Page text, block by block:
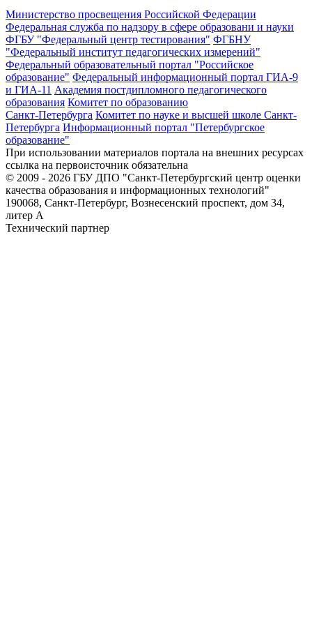
Министерство просвещения Российской Федерации
Федеральная служба по надзору в сфере образовани и науки
ФГБУ "Федеральный центр тестирования" ФГБНУ
"Федеральный институт педагогических измерений"
Федеральный образовательный портал "Российское
образование" Федеральный информационный портал ГИА-9
и ГИА-11 Академия постдипломного педагогического
образования Комитет по образованию
Санкт-Петербурга Комитет по науке и высшей школе Санкт-
Петербурга Информационный портал "Петербургское
образование"
При использовании материалов портала на внешних ресурсах
ссылка на первоисточник обязательна
© 2009 - 2026 ГБУ ДПО "Санкт-Петербургский центр оценки
качества образования и информационных технологий"
190068, Санкт-Петербург, Вознесенский проспект, дом 34,
литер А
Технический партнер